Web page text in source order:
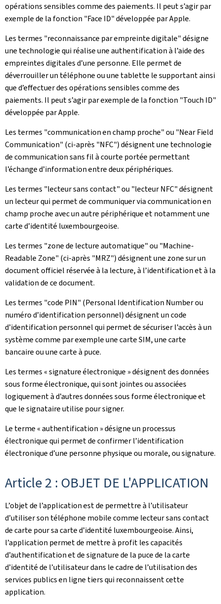
opérations sensibles comme des paiements. Il peut s’agir par
exemple de la fonction "Face ID" développée par Apple.
Les termes "reconnaissance par empreinte digitale" désigne
une technologie qui réalise une authentification à l’aide des
empreintes digitales d’une personne. Elle permet de
déverrouiller un téléphone ou une tablette le supportant ainsi
que d’effectuer des opérations sensibles comme des
paiements. Il peut s’agir par exemple de la fonction "Touch ID"
développée par Apple.
Les termes "communication en champ proche" ou "Near Field
Communication" (ci-après "NFC") désignent une technologie
de communication sans fil à courte portée permettant
l’échange d’information entre deux périphériques.
Les termes "lecteur sans contact" ou "lecteur NFC" désignent
un lecteur qui permet de communiquer via communication en
champ proche avec un autre périphérique et notamment une
carte d’identité luxembourgeoise.
Les termes "zone de lecture automatique" ou "Machine-
Readable Zone" (ci-après "MRZ") désignent une zone sur un
document officiel réservée à la lecture, à l’identification et à la
validation de ce document.
Les termes "code PIN" (Personal Identification Number ou
numéro d’identification personnel) désignent un code
d’identification personnel qui permet de sécuriser l’accès à un
système comme par exemple une carte SIM, une carte
bancaire ou une carte à puce.
Les termes « signature électronique » désignent des données
sous forme électronique, qui sont jointes ou associées
logiquement à d’autres données sous forme électronique et
que le signataire utilise pour signer.
Le terme « authentification » désigne un processus
électronique qui permet de confirmer l’identification
électronique d’une personne physique ou morale, ou signature.
Article 2 : OBJET DE L'APPLICATION
L’objet de l’application est de permettre à l’utilisateur
d’utiliser son téléphone mobile comme lecteur sans contact
de carte pour sa carte d’identité luxembourgeoise. Ainsi,
l’application permet de mettre à profit les capacités
d’authentification et de signature de la puce de la carte
d’identité de l’utilisateur dans le cadre de l’utilisation des
services publics en ligne tiers qui reconnaissent cette
application.